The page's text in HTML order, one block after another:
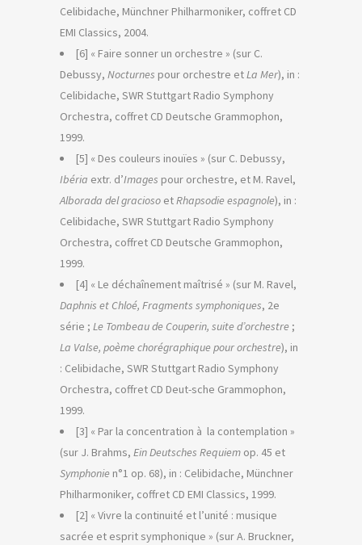
Celibidache, Münchner Philharmoniker, coffret CD
EMI Classics, 2004.
[6] « Faire sonner un orchestre » (sur C.
Debussy, Nocturnes pour orchestre etLa Mer), in :
Celibidache, SWR Stuttgart Radio Symphony
Orchestra, coffret CD Deutsche Grammophon,
1999.
[5] « Des couleurs inouïes » (sur C. Debussy,
Ibéria extr. d’Images pour orchestre, et M. Ravel,
Alborada del gracioso etRhapsodie espagnole), in :
Celibidache, SWR Stuttgart Radio Symphony
Orchestra, coffret CD Deutsche Grammophon,
1999.
[4] « Le déchaînement maîtrisé » (sur M. Ravel,
Daphnis et Chloé, Fragments symphoniques, 2e
série ; Le Tombeau de Couperin, suite d’orchestre ;
La Valse, poème chorégraphique pour orchestre), in
: Celibidache, SWR Stuttgart Radio Symphony
Orchestra, coffret CD Deut-sche Grammophon,
1999.
[3] « Par la concentration à la contemplation »
(sur J. Brahms, Ein Deutsches Requiem op. 45 et
Symphonie n°1 op. 68), in : Celibidache, Münchner
Philharmoniker, coffret CD EMI Classics, 1999.
[2] « Vivre la continuité et l’unité : musique
sacrée et esprit symphonique » (sur A. Bruckner,